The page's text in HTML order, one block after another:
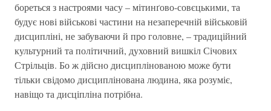
бореться з настроями часу – мітинґово-совєцькими, та
будує нові військові частини на незаперечній військовій
дисципліні, не забуваючи й про головне, – традиційний
культурний та політичний, духовний вишкіл Січових
Стрільців. Бо ж дійсно дисциплінованою може бути
тільки свідомо дисциплінована людина, яка розуміє,
навіщо та дисціпліна потрібна.